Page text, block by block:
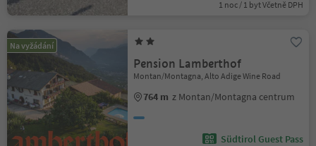
1 noc / 1 byt Včetně DPH
Na vyžádání
Pension Lamberthof
Montan/Montagna, Alto Adige Wine Road
764 m z Montan/Montagna centrum
Südtirol Guest Pass